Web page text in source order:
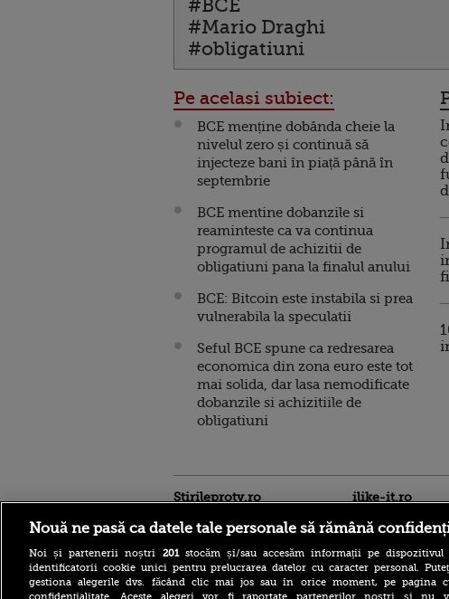
#BCE
#Mario Draghi
#obligatiuni
Pe acelasi subiect:
BCE menține dobânda cheie la
nivelul zero și continuă să
injecteze bani în piață până în
septembrie
BCE mentine dobanzile si
reaminteste ca va continua
programul de achizitii de
obligatiuni pana la finalul anului
BCE: Bitcoin este instabila si prea
vulnerabila la speculatii
Seful BCE spune ca redresarea
economica din zona euro este tot
mai solida, dar lasa nemodificate
dobanzile si achizitiile de
obligatiuni
Stirileprotv.ro ilike-it.ro
Nouă ne pasă ca datele tale personale să rămână
Noi și partenerii noștri 201stocăm și/sau accesăm informații pe dispozitivul
identificatorii cookie unici pentru prelucrarea datelor cu caracter personal.
gestiona alegerile dvs. făcând clic mai jos sau în orice moment, pe pagina